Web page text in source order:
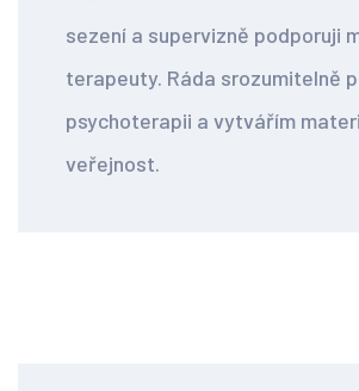
sezení a supervizně podporuji
terapeuty. Ráda srozumitelně
psychoterapii a vytvářím
veřejnost.